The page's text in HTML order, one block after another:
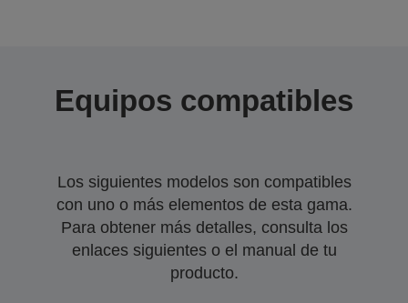
Equipos compatibles
Los siguientes modelos son compatibles
con uno o más elementos de esta gama.
Para obtener más detalles, consulta los
enlaces siguientes o el manual de tu
producto.